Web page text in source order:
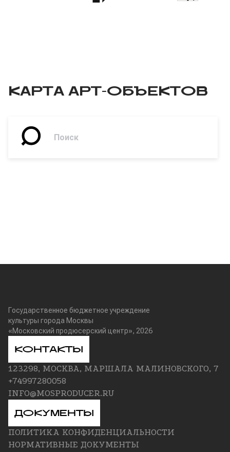
КАРТА АРТ-ОБЪЕКТОВ
Государственное бюджетное учреждение
культуры города Москвы
«Московский продюсерский центр», 2026
КОНТАКТЫ
123298, МОСКВА, МАРШАЛА МАЛИНОВСКОГО, 7
+74997280058
INFO@MOSPRODUCER.RU
ДОКУМЕНТЫ
ПОЛИТИКА КОНФИДЕНЦИАЛЬНОСТИ
НОРМАТИВНЫЕ ДОКУМЕНТЫ